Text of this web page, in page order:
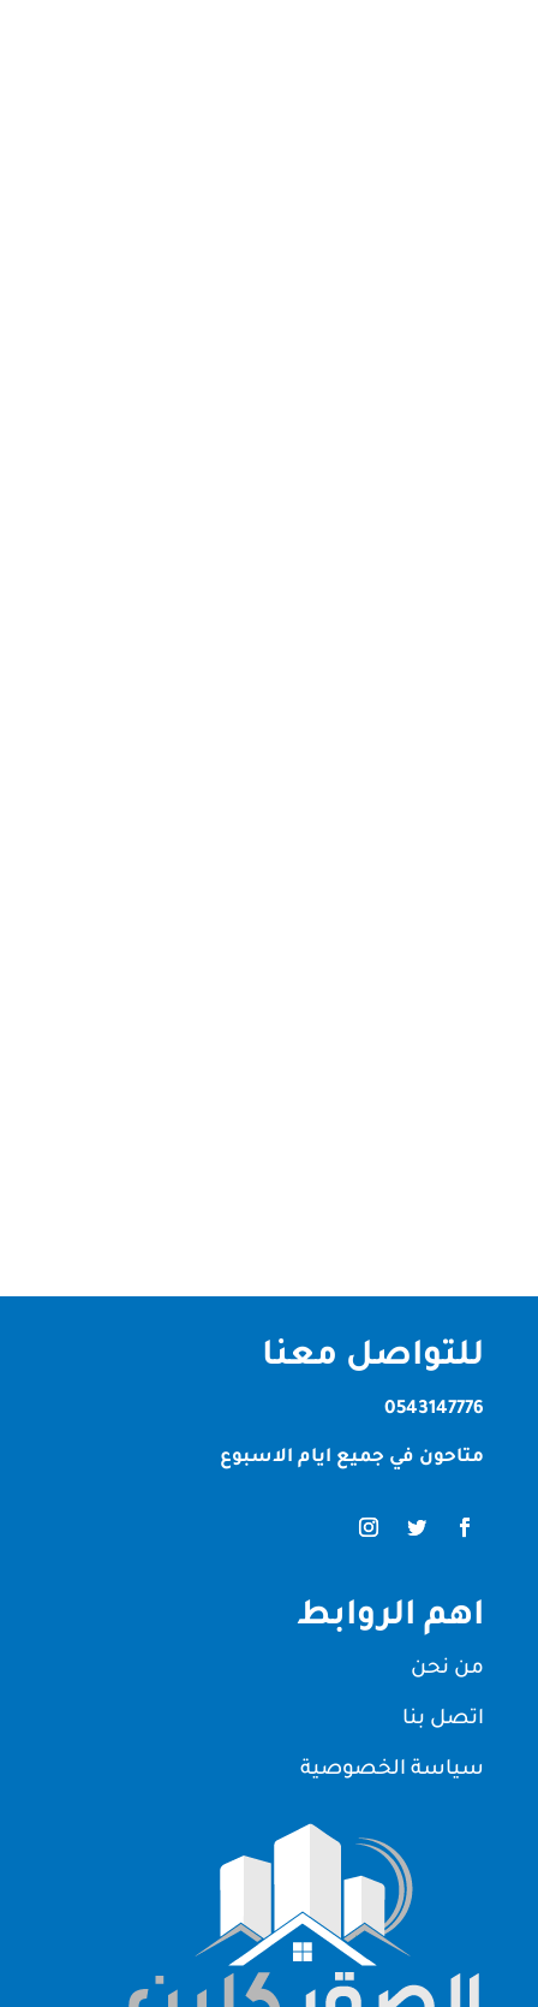
للتواصل معنا
0543147776
متاحون في جميع ايام الاسبوع
اهم الروابط
من نحن
اتصل بنا
سياسة الخصوصية